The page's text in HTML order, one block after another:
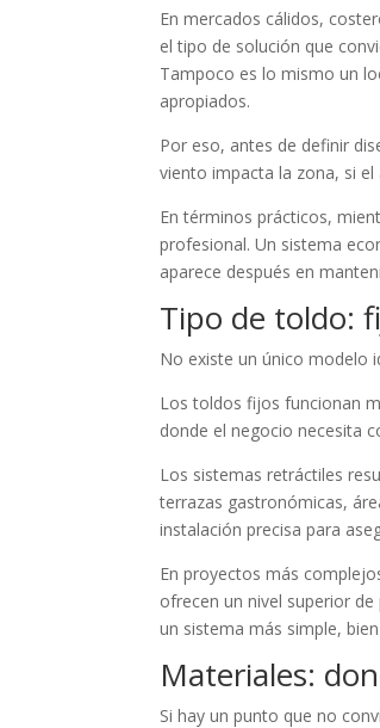
En mercados cálidos,
el tipo de solución que
Tampoco es lo mismo un
apropiados.
Por eso, antes de definir
viento impacta la zona, si
En términos prácticos,
profesional. Un sistema
aparece después en
Tipo de toldo:
No existe un único modelo
Los toldos fijos funcionan
donde el negocio necesita
Los sistemas retráctiles
terrazas gastronómicas,
instalación precisa para
En proyectos más
ofrecen un nivel superior
un sistema más simple,
Materiales:
Si hay un punto que no